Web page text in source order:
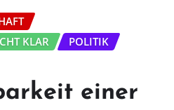
KLAR
POLITIK
einer